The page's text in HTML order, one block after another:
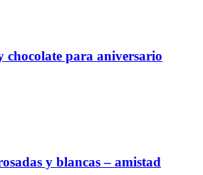
chocolate para aniversario
y blancas – amistad